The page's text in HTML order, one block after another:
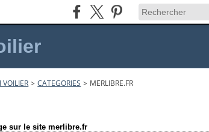
> CATEGORIES > MERLIBRE.FR
sur le site merlibre.fr